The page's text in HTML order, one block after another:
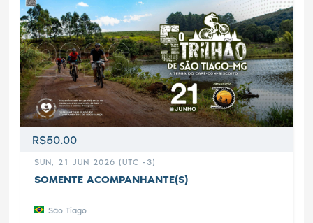
R$50.00
SUN, 21 JUN 2026 (UTC -3)
SOMENTE ACOMPANHANTE(S)
São Tiago